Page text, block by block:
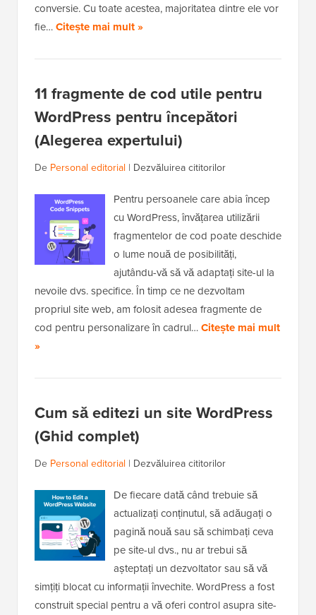
conversie. Cu toate acestea, majoritatea dintre ele vor
fie…Citește mai mult »
11 fragmente de cod utile pentru
WordPress pentru începători
(Alegerea expertului)
De Personal editorial | Dezvăluirea cititorilor
Pentru persoanele care abia încep
cu WordPress, învățarea utilizării
fragmentelor de cod poate deschide
o lume nouă de posibilități,
ajutându-vă să vă adaptați site-ul la
nevoile dvs. specifice. În timp ce ne dezvoltam
propriul site web, am folosit adesea fragmente de
cod pentru personalizare în cadrul…Citește mai mult
»
Cum să editezi un site WordPress
(Ghid complet)
De Personal editorial | Dezvăluirea cititorilor
De fiecare dată când trebuie să
actualizați conținutul, să adăugați o
pagină nouă sau să schimbați ceva
pe site-ul dvs., nu ar trebui să
așteptați un dezvoltator sau să vă
simțiți blocat cu informații învechite. WordPress a fost
construit special pentru a vă oferi control asupra site-